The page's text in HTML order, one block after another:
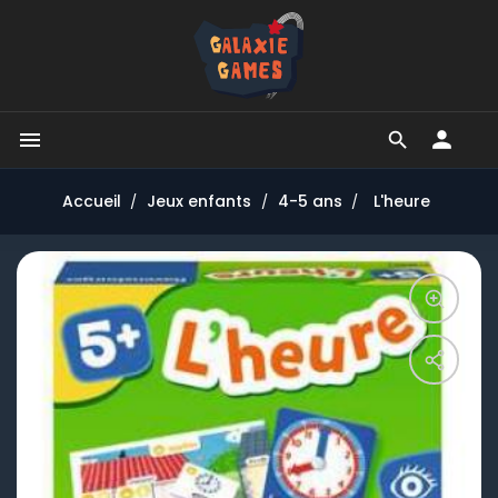


Accueil Jeux enfants 4-5 ans L'heure